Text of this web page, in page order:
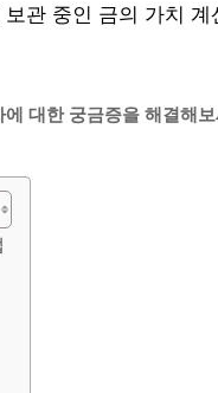
관 중인 금의 가치
에 대한 궁금증을 해결해